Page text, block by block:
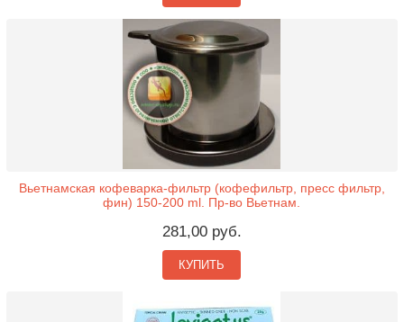
Вьетнамская кофеварка-фильтр (кофефильтр, пресс фильтр,
фин) 150-200 ml. Пр-во Вьетнам.
281,00 руб.
КУПИТЬ